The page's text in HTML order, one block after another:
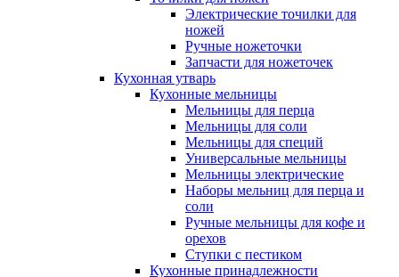
Электрические точилки для
ножей
Ручные ножеточки
Запчасти для ножеточек
Кухонная утварь
Кухонные мельницы
Мельницы для перца
Мельницы для соли
Мельницы для специй
Универсальные мельницы
Мельницы электрические
Наборы мельниц для перца и
соли
Ручные мельницы для кофе и
орехов
Ступки с пестиком
Кухонные принадлежности